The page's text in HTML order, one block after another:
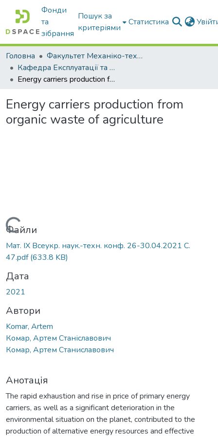
Фонди
та
зібрання
Пошук за
критеріями
Статистика
Головна
Факультет Механіко-технологічний
Кафедра Експлуатації та технічного сервісу машин
Energy carriers production from organic waste of agriculture
Energy carriers production from
organic waste of agriculture
Вантажиться...
Файли
Мат. ІХ Всеукр. наук.-техн. конф. 26-30.04.2021 С.
47.pdf(633.8 KB)
Дата
2021
Автори
Komar, Artem
Комар, Артем Станіславович
Комар, Артем Станиславович
Анотація
The rapid exhaustion and rise in price of primary energy
carriers, as well as a significant deterioration in the
environmental situation on the planet, contributed to the
production of alternative energy resources and effective